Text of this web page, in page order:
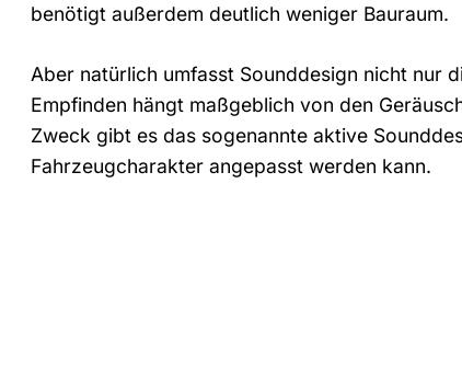
benötigt außerdem deutlich weniger Bauraum.
Aber natürlich umfasst Sounddesign nicht nur
Empfinden hängt maßgeblich von den
Zweck gibt es das sogenannte aktive
Fahrzeugcharakter angepasst werden kann.